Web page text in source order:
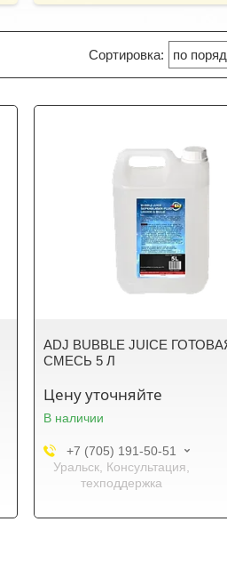
ADJ BUBBLE JUICE
СМЕСЬ 5 Л
Цену уточняйте
В наличии
+7 (705) 191-50-51
Уральск, Консультация,
техподдержка